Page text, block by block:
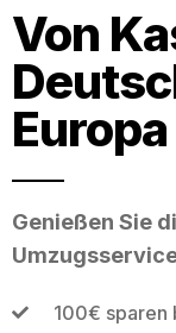
Von
Europa
Genießen Sie
100€ sparen